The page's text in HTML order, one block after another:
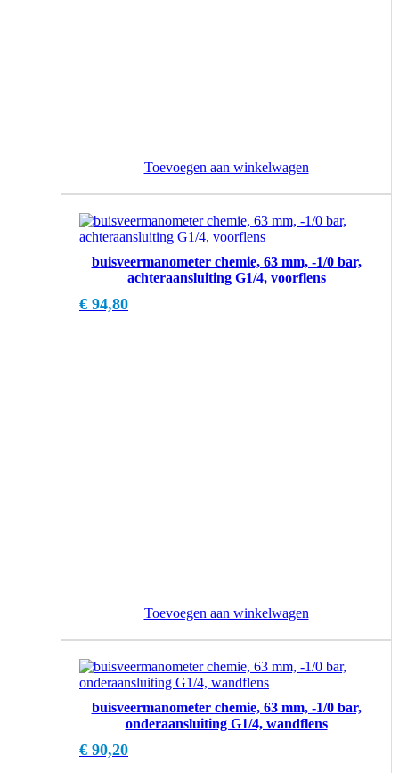
Toevoegen aan winkelwagen
buisveermanometer chemie, 63 mm, -1/0 bar,
achteraansluiting G1/4, voorflens
€ 94,80
Toevoegen aan winkelwagen
buisveermanometer chemie, 63 mm, -1/0 bar,
onderaansluiting G1/4, wandflens
€ 90,20